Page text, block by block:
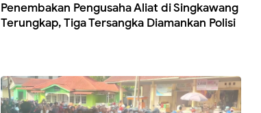
Penembakan Pengusaha Aliat di Singkawang
Terungkap, Tiga Tersangka Diamankan Polisi